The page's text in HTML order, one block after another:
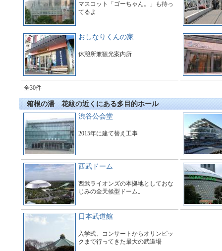
マスコット「ゴーちゃん。」も待っ
てるよ
おしなりくんの家
休憩所兼観光案内所
全30件
箱根の湯 花紋の近くにある多目的ホール
渋谷公会堂
2015年に建て替え工事
西武ドーム
西武ライオンズの本拠地としておな
じみの全天候型ドーム。
日本武道館
入学式、コンサートからオリンピッ
クまで行ってきた最大の武道場